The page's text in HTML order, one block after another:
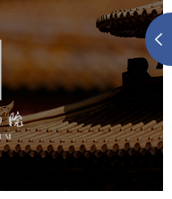
博物馆网站建设
专题 网站代运营